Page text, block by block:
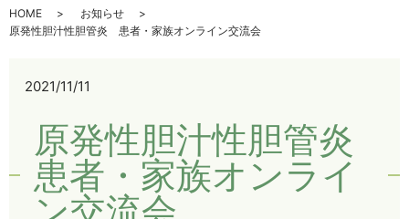
HOME
お知らせ
原発性胆汁性胆管炎 患者・家族オンライン交流会
2021/11/11
原発性胆汁性胆管炎
患者・家族オンライ
ン交流会